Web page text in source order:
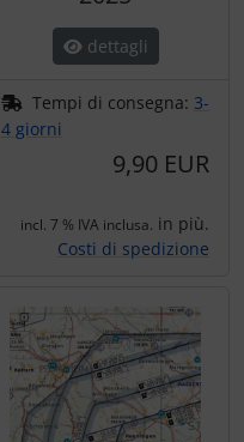
dettagli
Tempi di consegna: 3-
4 giorni
9,90 EUR
incl. 7 % IVA inclusa. in più.
Costi di spedizione